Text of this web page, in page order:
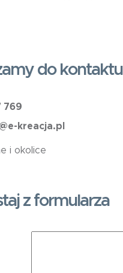
do kontaktu
769
kreacja.pl
i okolice
z formularza